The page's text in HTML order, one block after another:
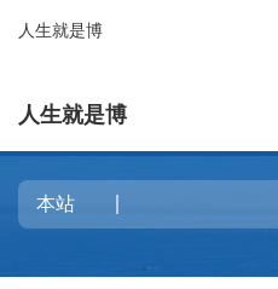
人生就是博
人生就是博